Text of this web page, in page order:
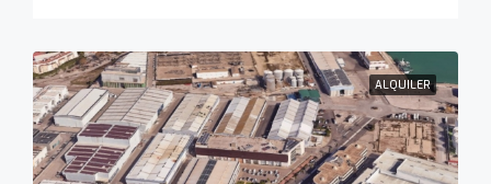
ALQUILER